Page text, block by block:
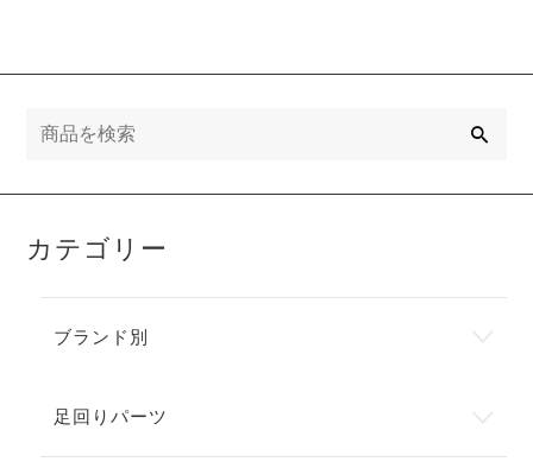
カテゴリー
ブランド別
足回りパーツ